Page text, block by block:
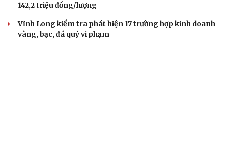
142,2 triệu đồng/lượng
Vĩnh Long kiểm tra phát hiện 17 trường hợp kinh doanh
vàng, bạc, đá quý vi phạm